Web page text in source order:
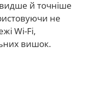
й точніше
не
Wi-Fi,
вишок.